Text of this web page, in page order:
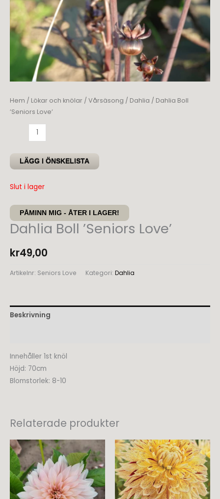
Hem / Lökar och knölar / Vårsäsong / Dahlia / Dahlia Boll
’Seniors Love’
'Seniors
Love'
LÄGG I ÖNSKELISTA
Slut i lager
PÅMINN MIG - ÅTER I LAGER!
Dahlia Boll ’Seniors Love’
kr49,00
Artikelnr: Seniors Love Kategori: Dahlia
Beskrivning
Innehåller 1st knöl
Höjd: 70cm
Blomstorlek: 8-10
Relaterade produkter